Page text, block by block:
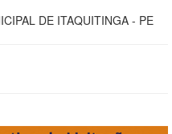
DE ITAQUITINGA - PE